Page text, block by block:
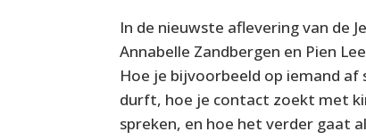
In de nieuwste aflevering van de
Annabelle Zandbergen en Pien
Hoe je bijvoorbeeld op iemand
durft, hoe je contact zoekt met
spreken, en hoe het verder gaat